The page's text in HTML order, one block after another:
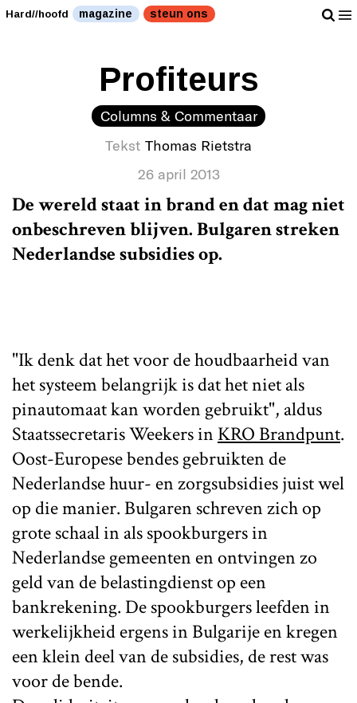
Hard//hoofd magazine steun ons
Profiteurs
Columns & Commentaar
Tekst Thomas Rietstra
26 april 2013
De wereld staat in brand en dat mag niet
onbeschreven blijven. Bulgaren streken
Nederlandse subsidies op.
"Ik denk dat het voor de houdbaarheid van
het systeem belangrijk is dat het niet als
pinautomaat kan worden gebruikt", aldus
Staatssecretaris Weekers inKRO Brandpunt.
Oost-Europese bendes gebruikten de
Nederlandse huur- en zorgsubsidies juist wel
op die manier. Bulgaren schreven zich op
grote schaal in als spookburgers in
Nederlandse gemeenten en ontvingen zo
geld van de belastingdienst op een
bankrekening. De spookburgers leefden in
werkelijkheid ergens in Bulgarije en kregen
een klein deel van de subsidies, de rest was
voor de bende.